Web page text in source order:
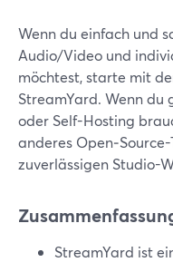
Wenn du einfach und
Audio/Video und
möchtest, starte mit
StreamYard. Wenn du
oder Self-Hosting
anderes
zuverlässigen Studio-
StreamYard ist